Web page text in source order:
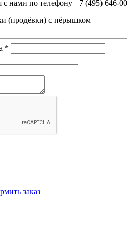
с нами по телефону +7 (495) 646-
(продёвки) с пёрышком
*
заказ